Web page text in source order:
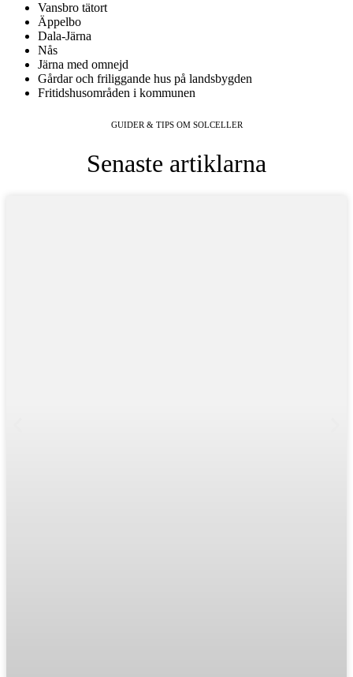
Vansbro tätort
Äppelbo
Dala-Järna
Nås
Järna med omnejd
Gårdar och friliggande hus på landsbygden
Fritidshusområden i kommunen
GUIDER & TIPS OM SOLCELLER
Senaste artiklarna